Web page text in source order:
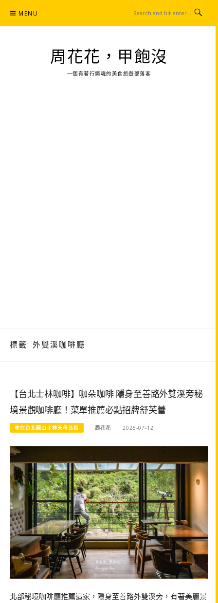
content
MENU
周花花，甲飽沒
一個有著行銷魂的美食旅遊部落客
標籤: 外雙溪咖啡廳
【台北士林咖啡】咖朵咖啡 隱身至善路外雙溪旁秘
境景觀咖啡廳！菜單推薦必點招牌舒芙蕾
吃在台北圓山士林天母北投 周花花 2025-07-12
北部秘境咖啡廳推薦這家，隱身至善路外雙溪旁，有著美麗景